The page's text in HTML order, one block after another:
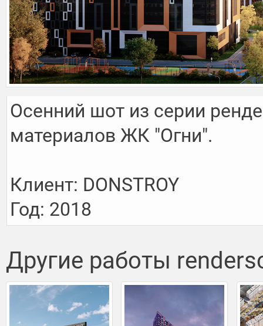
Осенний шот из серии
материалов ЖК "Огни".
Клиент: DONSTROY
Год: 2018
Другие работы